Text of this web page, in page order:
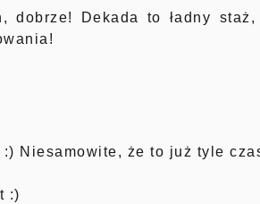
dobrze! Dekada to ładny
Niesamowite, że to już tyle
:)